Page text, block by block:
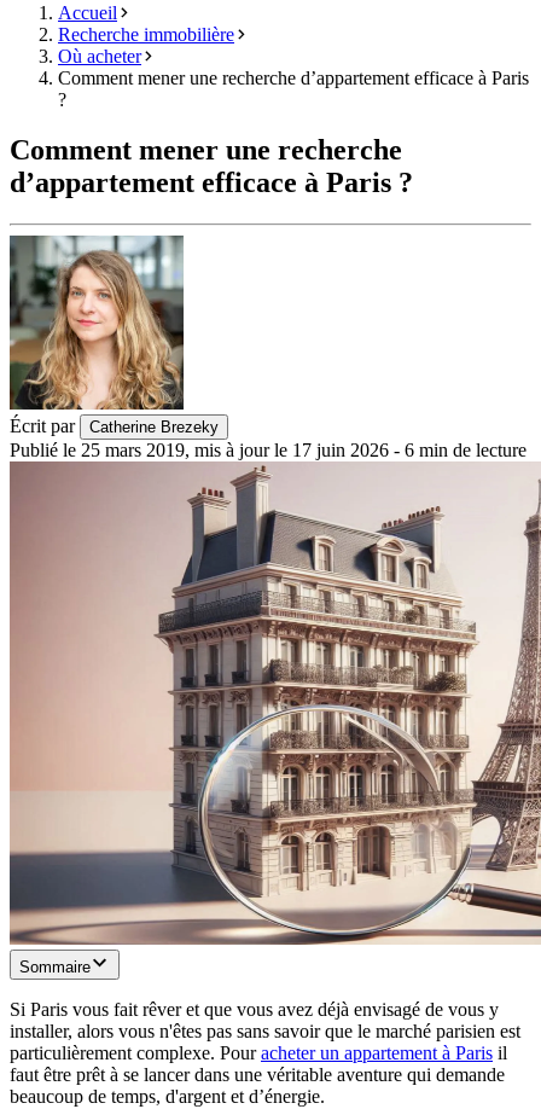
Accueil
Recherche immobilière
Où acheter
Comment mener une recherche d’appartement efficace à Paris
?
Comment mener une recherche
d’appartement efficace à Paris ?
Écrit par Catherine Brezeky
Publié le 25 mars 2019, mis à jour le 17 juin 2026 - 6 min de lecture
Sommaire
Si Paris vous fait rêver et que vous avez déjà envisagé de vous y
installer, alors vous n'êtes pas sans savoir que le marché parisien est
particulièrement complexe. Pouracheter un appartement à Paris il
faut être prêt à se lancer dans une véritable aventure qui demande
beaucoup de temps, d'argent et d’énergie.